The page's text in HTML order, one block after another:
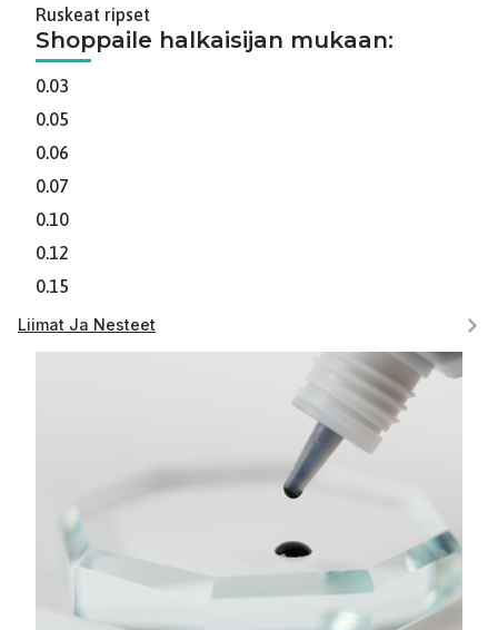
Ruskeat ripset
Shoppaile halkaisijan mukaan:
0.03
0.05
0.06
0.07
0.10
0.12
0.15
Liimat Ja Nesteet